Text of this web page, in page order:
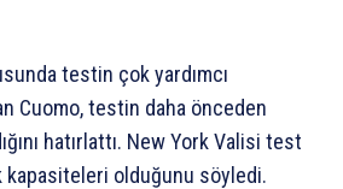
testin çok yardımcı
Cuomo, testin daha önceden
hatırlattı. New York Valisi test
olduğunu söyledi.